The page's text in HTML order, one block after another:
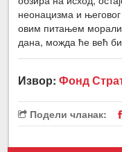
неонацизма и
овим питањем морали
дана, можда ће већ
Извор:Фонд
Подели чланак: